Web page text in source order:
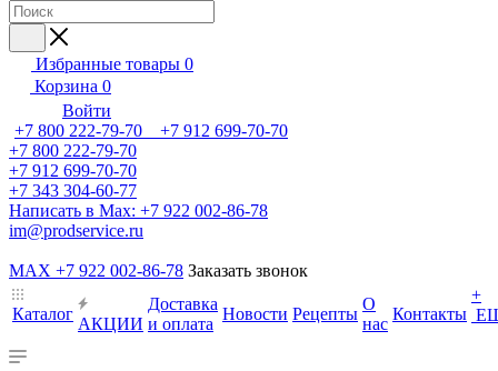
Избранные товары 0
Корзина 0
Войти
+7 800 222-79-70 +7 912 699-70-70
+7 800 222-79-70
+7 912 699-70-70
+7 343 304-60-77
Написать в Max: +7 922 002-86-78
im@prodservice.ru
MAX +7 922 002-86-78 Заказать звонок
Каталог
АКЦИИ
Доставка
и оплата
Новости Рецепты
О
нас
Контакты
+